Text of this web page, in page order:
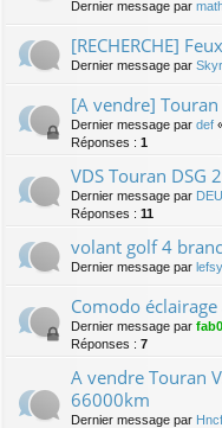
Dernier message par
[RECHERCHE]
Dernier message par
[A vendre]
Dernier message par def
Réponses : 1
VDS Touran DSG
Dernier message par
Réponses : 11
volant golf 4
Dernier message par lefsy
Comodo
Dernier message par
Réponses : 7
A vendre Touran
66000km
Dernier message par Hncf